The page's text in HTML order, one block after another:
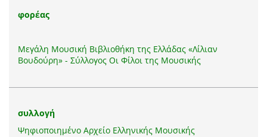
φορέας
Μεγάλη Μουσική Βιβλιοθήκη της Ελλάδας «Λίλιαν
Βουδούρη» - Σύλλογος Οι Φίλοι της Μουσικής
συλλογή
Ψηφιοποιημένο Αρχείο Ελληνικής Μουσικής